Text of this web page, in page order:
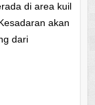
di area kuil
akan
dari